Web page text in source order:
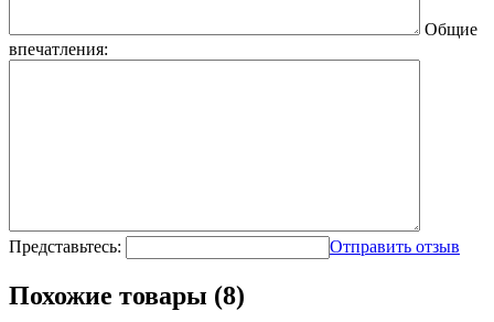
Общие
впечатления:
Представьтесь: Отправить отзыв
Похожие товары (8)